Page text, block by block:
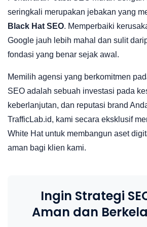
seringkali merupakan jebakan yang
Black Hat SEO. Memperbaiki
Google jauh lebih mahal dan sulit
fondasi yang benar sejak awal.
Memilih agensi yang berkomitmen
SEO adalah sebuah investasi pada
keberlanjutan, dan reputasi brand
TrafficLab.id, kami secara eksklusif
White Hat untuk membangun aset
aman bagi klien kami.
Ingin Strategi
Aman dan